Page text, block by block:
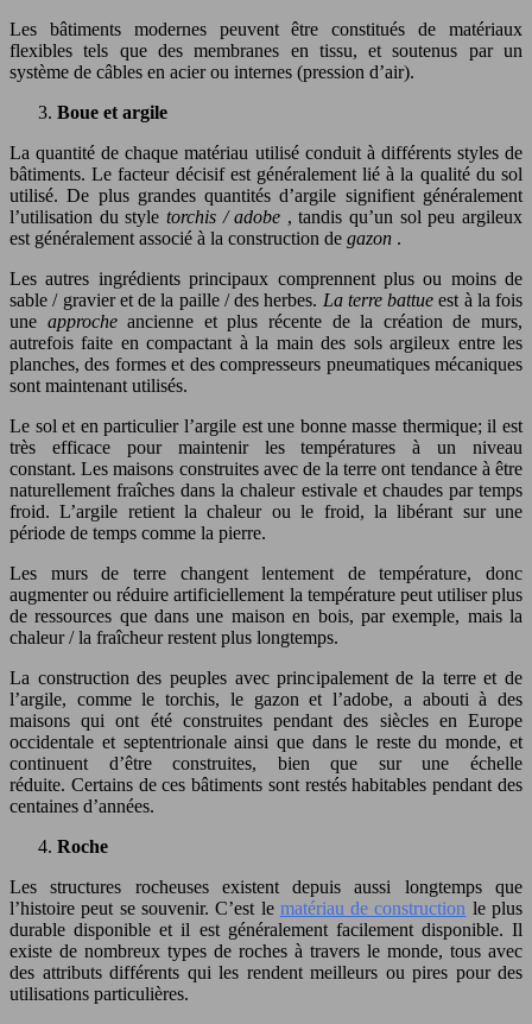
Les bâtiments modernes peuvent être constitués de matériaux
flexibles tels que des membranes en tissu, et soutenus par un
système de câbles en acier ou internes (pression d’air).
Boue et argile
La quantité de chaque matériau utilisé conduit à différents styles de
bâtiments. Le facteur décisif est généralement lié à la qualité du sol
utilisé. De plus grandes quantités d’argile signifient généralement
l’utilisation du style torchis / adobe , tandis qu’un sol peu argileux
est généralement associé à la construction de gazon .
Les autres ingrédients principaux comprennent plus ou moins de
sable / gravier et de la paille / des herbes. La terre battue est à la fois
une approcheancienne et plus récente de la création de murs,
autrefois faite en compactant à la main des sols argileux entre les
planches, des formes et des compresseurs pneumatiques mécaniques
sont maintenant utilisés.
Le sol et en particulier l’argile est une bonne masse thermique; il est
très efficace pour maintenir les températures à un niveau
constant. Les maisons construites avec de la terre ont tendance à être
naturellement fraîches dans la chaleur estivale et chaudes par temps
froid. L’argile retient la chaleur ou le froid, la libérant sur une
période de temps comme la pierre.
Les murs de terre changent lentement de température, donc
augmenter ou réduire artificiellement la température peut utiliser plus
de ressources que dans une maison en bois, par exemple, mais la
chaleur / la fraîcheur restent plus longtemps.
La construction des peuples avec principalement de la terre et de
l’argile, comme le torchis, le gazon et l’adobe, a abouti à des
maisons qui ont été construites pendant des siècles en Europe
occidentale et septentrionale ainsi que dans le reste du monde, et
continuent d’être construites, bien que sur une échelle
réduite. Certains de ces bâtiments sont restés habitables pendant des
centaines d’années.
Roche
Les structures rocheuses existent depuis aussi longtemps que
l’histoire peut se souvenir. C’est le matériau de construction le plus
durable disponible et il est généralement facilement disponible. Il
existe de nombreux types de roches à travers le monde, tous avec
des attributs différents qui les rendent meilleurs ou pires pour des
utilisations particulières.